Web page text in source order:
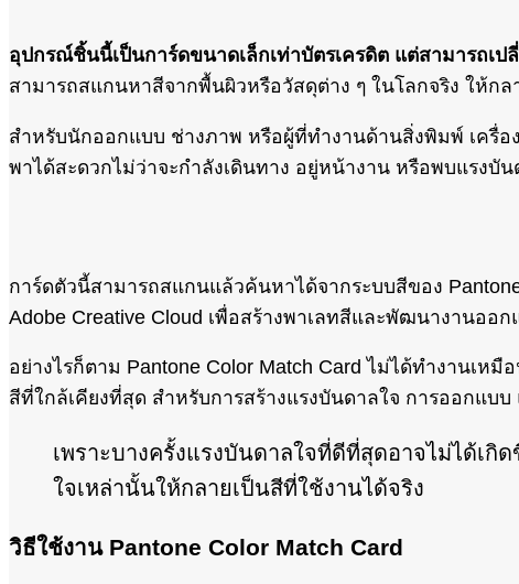
อุปกรณ์ชิ้นนี้เป็นการ์ดขนาดเล็กเท่าบัตรเครดิต แต่สามารถเ
สามารถสแกนหาสีจากพื้นผิวหรือวัสดุต่าง ๆ ในโลกจริง ให้ก
สำหรับนักออกแบบ ช่างภาพ หรือผู้ที่ทำงานด้านสิ่งพิมพ์ เครื่อ
พาได้สะดวกไม่ว่าจะกำลังเดินทาง อยู่หน้างาน หรือพบแรง
การ์ดตัวนี้สามารถสแกนแล้วค้นหาได้จากระบบสีของ
Adobe Creative Cloud เพื่อสร้างพาเลทสีและพัฒนางานออก
อย่างไรก็ตาม Pantone Color Match Card ไม่ได้ทำงานเห
สีที่ใกล้เคียงที่สุด สำหรับการสร้างแรงบันดาลใจ การออกแบ
เพราะบางครั้งแรงบันดาลใจที่ดีที่สุดอาจไม่ได้เ
ใจเหล่านั้นให้กลายเป็นสีที่ใช้งานได้จริง
วิธีใช้งาน Pantone Color Match Card